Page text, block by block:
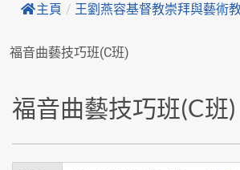
主頁 / 王劉燕容基督教崇拜與藝術
福音曲藝技巧班(C班)
福音曲藝技巧班(C班)